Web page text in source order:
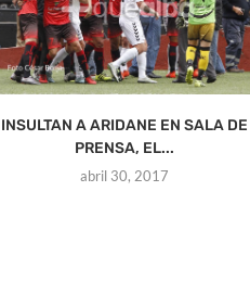
INSULTAN A ARIDANE EN SALA DE
PRENSA, EL...
abril 30, 2017